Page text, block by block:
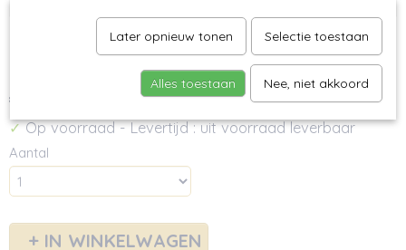
Spelt-Meergranenmix, 5kg
€ 26,00
✓Op voorraad- Levertijd : uit voorraad leverbaar
Aantal
IN WINKELWAGEN
Later opnieuw tonen Selectie toestaan
Alles toestaan Nee, niet akkoord